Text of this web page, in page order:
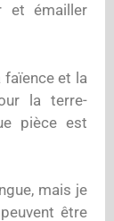
et émailler
et la
la terre-
pièce est
mais je
être